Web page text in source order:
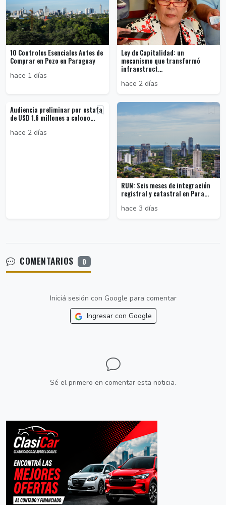
10 Controles Esenciales Antes de
Comprar en Pozo en Paraguay
hace 1 días
Ley de Capitalidad: un
mecanismo que transformó
infraestruct...
hace 2 días
Audiencia preliminar por estafa
de USD 1.6 millones a colono...
hace 2 días
RUN: Seis meses de integración
registral y catastral en Para...
hace 3 días
COMENTARIOS 0
Iniciá sesión con Google para comentar
Ingresar con Google
Sé el primero en comentar esta noticia.